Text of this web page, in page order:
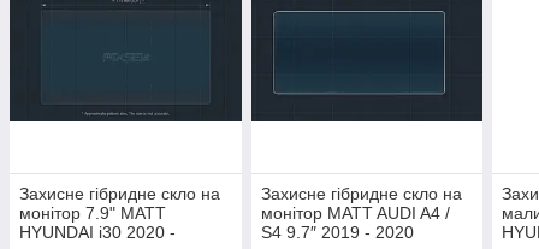
Захисне гібридне скло на
монітор 7.9" MATT
HYUNDAI i30 2020 -
Захисне гібридне скло на
монітор MATT AUDI A4 /
S4 9.7″ 2019 - 2020